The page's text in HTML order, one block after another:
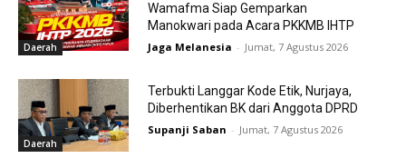
Daerah
Wamafma Siap Gemparkan
Manokwari pada Acara PKKMB IHTP
Jaga Melanesia - Jumat, 7 Agustus 2026
Daerah
Terbukti Langgar Kode Etik, Nurjaya,
Diberhentikan BK dari Anggota DPRD
Supanji Saban - Jumat, 7 Agustus 2026